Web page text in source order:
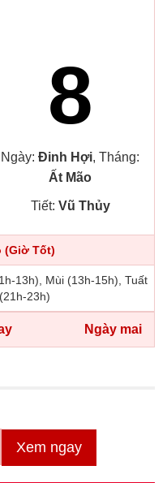
8
Ngày: Đinh Hợi, Tháng:
Ất Mão
Tiết: Vũ Thủy
(Giờ Tốt)
13h), Mùi (13h-15h), Tuất
23h)
Ngày mai
Xem ngay